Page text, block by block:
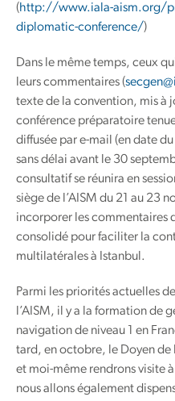
(http://www.iala-aism.org/
diplomatic-conference/)
Dans le même temps, ceux
leurs commentaires (
texte de la convention, mis à
conférence préparatoire
diffusée par e-mail (en date
sans délai avant le 30
consultatif se réunira en
siège de l’AISM du 21 au 23
incorporer les commentaires
consolidé pour faciliter la
multilatérales à Istanbul.
Parmi les priorités actuelles
l’AISM, il y a la formation de
navigation de niveau 1 en
tard, en octobre, le Doyen de
et moi-même rendrons visite
nous allons également